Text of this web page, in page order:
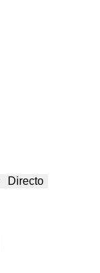
Directo